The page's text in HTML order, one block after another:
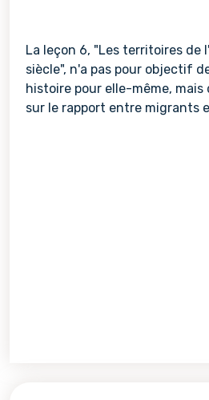
La leçon 6, "Les territoires de
siècle", n'a pas pour objectif
histoire pour elle-même,
sur le rapport entre migrants